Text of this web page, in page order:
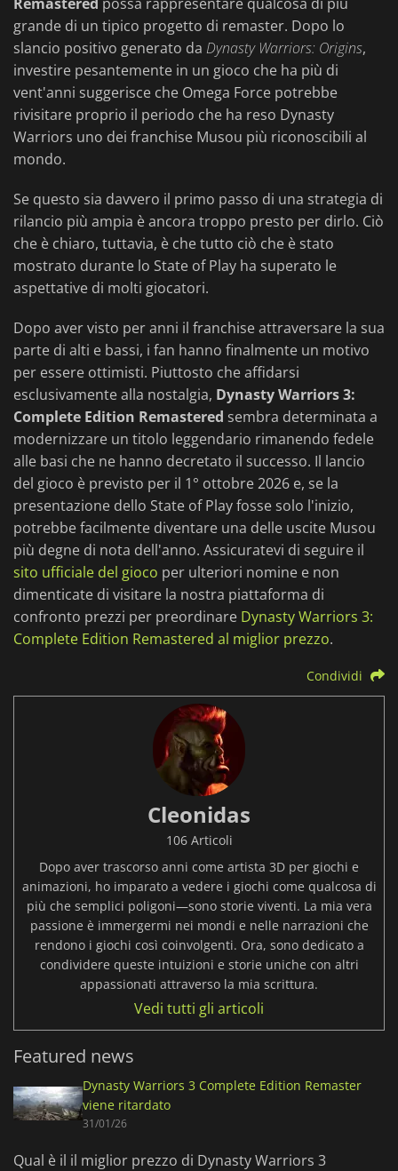
Remastered possa rappresentare qualcosa di più
grande di un tipico progetto di remaster. Dopo lo
slancio positivo generato da Dynasty Warriors: Origins,
investire pesantemente in un gioco che ha più di
vent'anni suggerisce che Omega Force potrebbe
rivisitare proprio il periodo che ha reso Dynasty
Warriors uno dei franchise Musou più riconoscibili al
mondo.
Se questo sia davvero il primo passo di una strategia di
rilancio più ampia è ancora troppo presto per dirlo. Ciò
che è chiaro, tuttavia, è che tutto ciò che è stato
mostrato durante lo State of Play ha superato le
aspettative di molti giocatori.
Dopo aver visto per anni il franchise attraversare la sua
parte di alti e bassi, i fan hanno finalmente un motivo
per essere ottimisti. Piuttosto che affidarsi
esclusivamente alla nostalgia, Dynasty Warriors 3:
Complete Edition Remastered sembra determinata a
modernizzare un titolo leggendario rimanendo fedele
alle basi che ne hanno decretato il successo. Il lancio
del gioco è previsto per il 1° ottobre 2026 e, se la
presentazione dello State of Play fosse solo l'inizio,
potrebbe facilmente diventare una delle uscite Musou
più degne di nota dell'anno. Assicuratevi di seguire il
sito ufficiale del gioco per ulteriori nomine e non
dimenticate di visitare la nostra piattaforma di
confronto prezzi per preordinare Dynasty Warriors 3:
Complete Edition Remastered al miglior prezzo.
Condividi
Cleonidas
106 Articoli
Dopo aver trascorso anni come artista 3D per giochi e
animazioni, ho imparato a vedere i giochi come qualcosa di
più che semplici poligoni—sono storie viventi. La mia vera
passione è immergermi nei mondi e nelle narrazioni che
rendono i giochi così coinvolgenti. Ora, sono dedicato a
condividere queste intuizioni e storie uniche con altri
appassionati attraverso la mia scrittura.
Vedi tutti gli articoli
Featured news
Dynasty Warriors 3 Complete Edition Remaster
viene ritardato
31/01/26
Qual è il il miglior prezzo di Dynasty Warriors 3